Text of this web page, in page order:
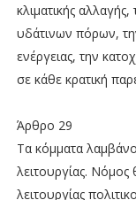
κλιματικής
υδάτινων πόρων,
ενέργειας, την
σε κάθε κρατική
Άρθρο 29
Τα κόμματα
λειτουργίας. Νόμος
λειτουργίας